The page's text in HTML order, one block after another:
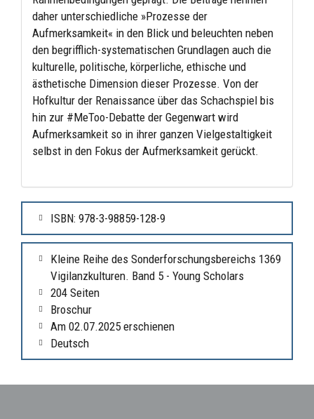
daher unterschiedliche »Prozesse der
Aufmerksamkeit« in den Blick und beleuchten neben
den begrifflich-systematischen Grundlagen auch die
kulturelle, politische, körperliche, ethische und
ästhetische Dimension dieser Prozesse. Von der
Hofkultur der Renaissance über das Schachspiel bis
hin zur #MeToo-Debatte der Gegenwart wird
Aufmerksamkeit so in ihrer ganzen Vielgestaltigkeit
selbst in den Fokus der Aufmerksamkeit gerückt.
ISBN: 978-3-98859-128-9
Kleine Reihe des Sonderforschungsbereichs 1369
Vigilanzkulturen. Band 5 - Young Scholars
204 Seiten
Broschur
Am 02.07.2025 erschienen
Deutsch